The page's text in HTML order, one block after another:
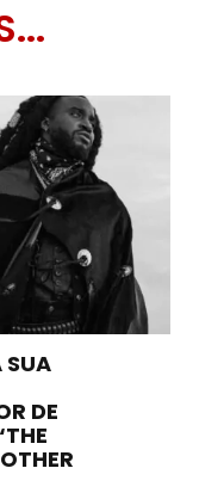
SUA
DE